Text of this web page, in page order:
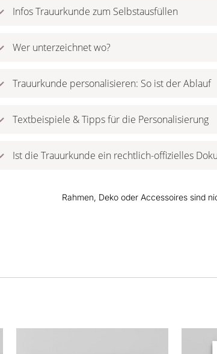
Infos Trauurkunde zum Selbstausfüllen
Wer unterzeichnet wo?
Trauurkunde personalisieren: So ist der Ablauf
Textbeispiele & Tipps für die Personalisierung
Ist die Trauurkunde ein rechtlich-offizielles
Rahmen, Deko oder Accessoires sind